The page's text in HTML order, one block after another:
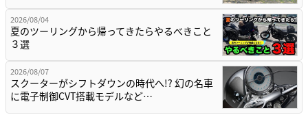
2026/08/04
夏のツーリングから帰ってきたらやるべきこと
３選
2026/08/07
スクーターがシフトダウンの時代へ!? 幻の名車
に電子制御CVT搭載モデルなど…